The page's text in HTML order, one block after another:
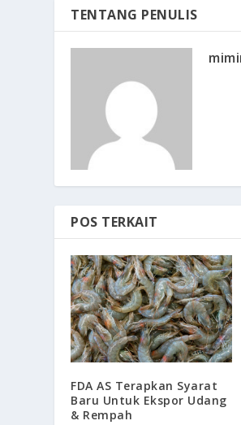
TENTANG PENULIS
POS TERKAIT
FDA AS Terapkan Syarat
Baru Untuk Ekspor Udang
& Rempah